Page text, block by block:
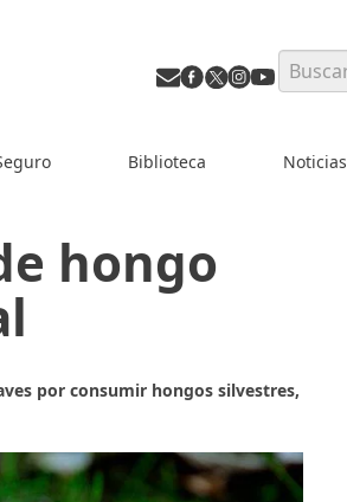
Search
Biblioteca Noticias
hongo
por consumir hongos silvestres,